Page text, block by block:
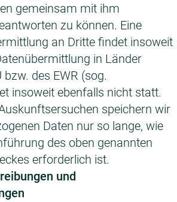
gemeinsam mit ihm
zu können. Eine
an Dritte findet insoweit
in Länder
des EWR (sog.
insoweit ebenfalls nicht statt.
speichern wir
Daten nur so lange, wie
des oben genannten
erforderlich ist.
und